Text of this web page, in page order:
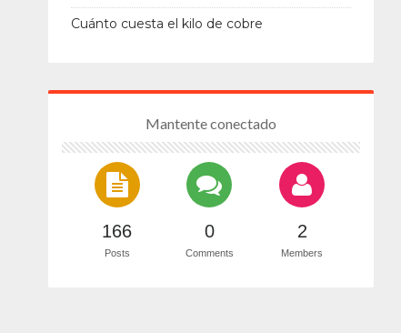
Cuánto cuesta el kilo de cobre
Mantente conectado
166
Posts
0
Comments
2
Members